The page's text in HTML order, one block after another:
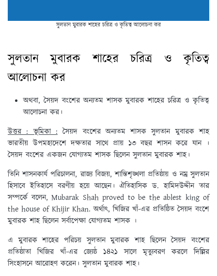
সুলতান মুবারক শাহের চরিত্র ও কৃতিত্ব আলোচনা কর
সুলতান মুবারক শাহেরচরিত্র ও কৃতিত্ব
আলোচনা কর
অথবা, সৈয়দ বংশের অন্যতম শাসক মুবারক শাহের চরিত্র ও কৃতিত্ব
আলোচনা কর।
উত্তর : ভূমিকা :সৈয়দ বংশের অন্যতম শাসক সুলতান মুবারক শাহ
ভারতীয় উপমহাদেশে দক্ষতার সাথে প্রায় ১৩ বছর শাসন করে যান ।
সৈয়দ বংশের একজন যোগ্যতম শাসক ছিলেন সুলতান মুবারক শাহ।
তিনি শাসনকার্য পরিচালনা, রাজ্য বিজয়, শান্তিশৃঙ্খলা প্রতিষ্ঠায় ও নম্র সুলতান
হিসাবে ইতিহাসে বরণীয় হয়ে আছেন। ঐতিহাসিক ড. হামিদউদ্দীন তার
সম্পর্কে বলেন, Mubarak Shah proved to be the ablest king of
the house of Khijir Khan. অর্থাৎ, খিজির খাঁ-এর প্রতিষ্ঠিত সৈয়দ বংশে
মুবারক শাহ ছিলেন সর্বাপেক্ষা যোগ্যতম শাসক ।
এ মুবারক শাহের পরিচয় সুলতান মুবারক শাহ ছিলেন সৈয়দ বংশের
প্রতিষ্ঠাতা খিজির খাঁ-এর জ্যেষ্ঠ ১৪২১ সালে মৃত্যুবরণ করলে দিল্লির
সিংহাসনে আরোহণ করেন। সুলতান মুবারক শাহ।